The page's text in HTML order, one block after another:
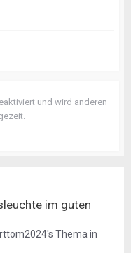
und wird anderen
im guten
's Thema in